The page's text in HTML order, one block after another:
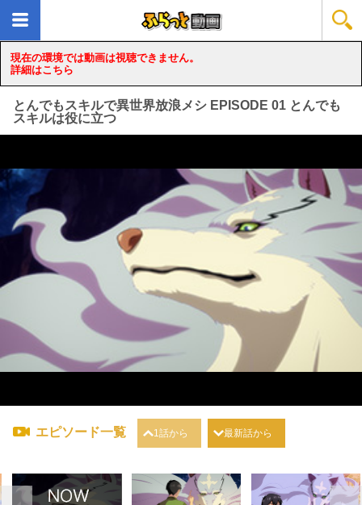
現在の環境では動画は視聴できません。
詳細はこちら
とんでもスキルで異世界放浪メシ EPISODE 01 とんでも
スキルは役に立つ
loading...
エピソード一覧 1話から 最新話から